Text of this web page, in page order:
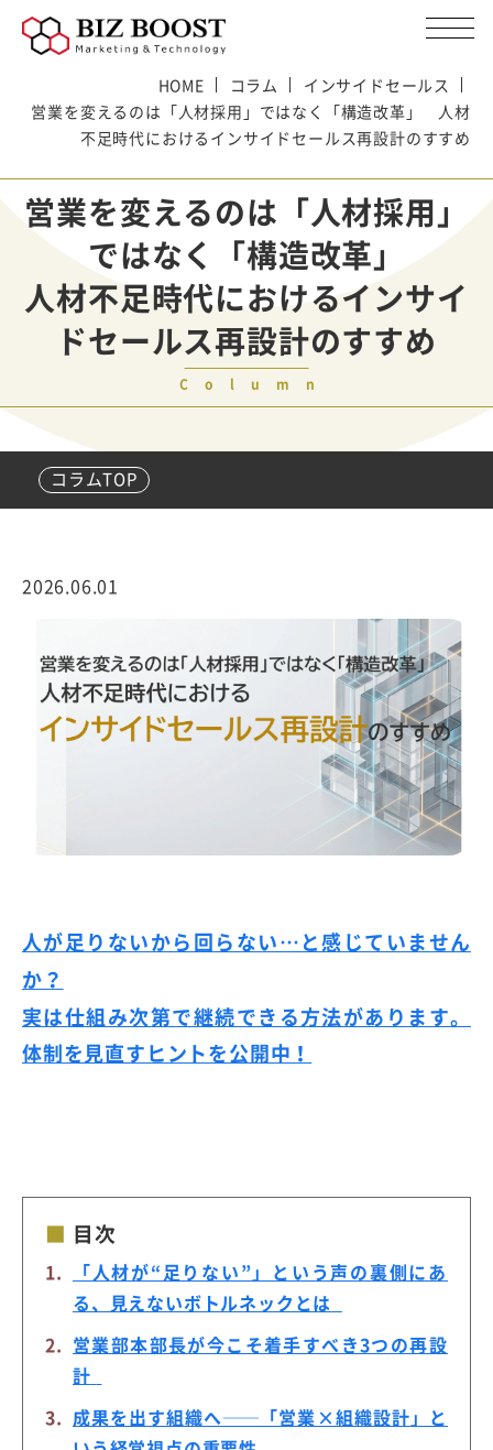
HOME コラム
インサイドセールス
営業を変えるのは「人材採用」ではなく「構造改革」 人材
不足時代におけるインサイドセールス再設計のすすめ
営業を変えるのは「人材採用」
ではなく「構造改革」
人材不足時代におけるインサイ
ドセールス再設計のすすめ
Column
コラムTOP
2026.06.01
人が足りないから回らない…と感じていません
か？
実は仕組み次第で継続できる方法があります。
体制を見直すヒントを公開中！
目次
「人材が“足りない”」という声の裏側にあ
る、見えないボトルネックとは
営業部本部長が今こそ着手すべき3つの再設
計
成果を出す組織へ──「営業×組織設計」と